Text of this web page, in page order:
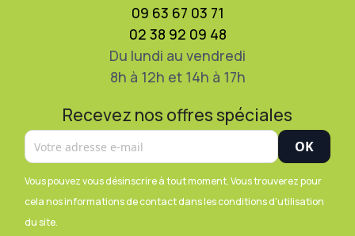
09 63 67 03 71
02 38 92 09 48
Du lundi au vendredi
8h à 12h et 14h à 17h
Recevez nos offres spéciales
Vous pouvez vous désinscrire à tout moment. Vous trouverez pour
cela nos informations de contact dans les conditions d'utilisation
du site.